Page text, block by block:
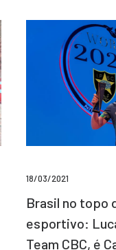
18/03/2021
Brasil no topo
esportivo:
Team CBC, é